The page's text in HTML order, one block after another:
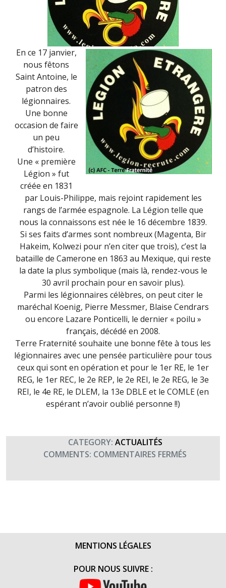
En ce 17 janvier,
nous fêtons
Saint Antoine, le
patron des
légionnaires.
Une bonne
occasion de faire
un peu
d’histoire.
Une « première
Légion » fut
créée en 1831
par Louis-Philippe, mais rejoint rapidement les
rangs de l’armée espagnole. La Légion telle que
nous la connaissons est née le 16 décembre 1839.
Si ses faits d’armes sont nombreux (Magenta, Bir
Hakeim, Kolwezi pour n’en citer que trois), c’est la
bataille de Camerone en 1863 au Mexique, qui reste
la date la plus symbolique (mais là, rendez-vous le
30 avril prochain pour en savoir plus).
Parmi les légionnaires célèbres, on peut citer le
maréchal Koenig, Pierre Messmer, Blaise Cendrars
ou encore Lazare Ponticelli, le dernier « poilu »
français, décédé en 2008.
Terre Fraternité souhaite une bonne fête à tous les
légionnaires avec une pensée particulière pour tous
ceux qui sont en opération et pour le 1er RE, le 1er
REG, le 1er REC, le 2e REP, le 2e REI, le 2e REG, le 3e
REI, le 4e RE, le DLEM, la 13e DBLE et le COMLE (en
espérant n’avoir oublié personne !!)
CATEGORY: ACTUALITÉS
COMMENTS: COMMENTAIRES FERMÉS
ANTOINE,
MENTIONS LÉGALES
POUR NOUS SUIVRE :